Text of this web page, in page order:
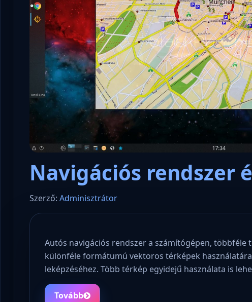
Navigációs rendszer
Szerző: Adminisztrátor
Autós navigációs rendszer a számítógépen, többféle
különféle formátumú vektoros térképek
leképzéséhez. Több térkép egyidejű használata is
Tovább